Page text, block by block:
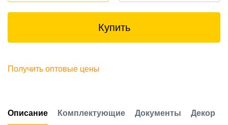
Купить
Получить оптовые цены
Описание Комплектующие Документы Декор